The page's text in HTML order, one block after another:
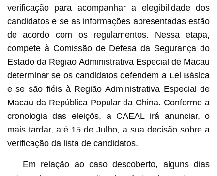
verificação para acompanhar a elegibilidade dos
candidatos e se as informações apresentadas estão
de acordo com os regulamentos. Nessa etapa,
compete à Comissão de Defesa da Segurança do
Estado da Região Administrativa Especial de Macau
determinar se os candidatos defendem a Lei Básica
e se são fiéis à Região Administrativa Especial de
Macau da República Popular da China. Conforme a
cronologia das eleiçõs, a CAEAL irá anunciar, o
mais tardar, até 15 de Julho, a sua decisão sobre a
verificação da lista de candidatos.
Em relação ao caso descoberto, alguns dias